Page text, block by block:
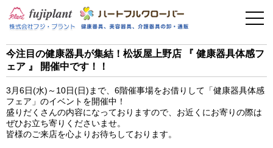
美容・その他
フィットネス
今注目の健康器具が集結！松坂屋上野店 『 健康器具体感フ
ェア 』 開催中です！！
3月6日(水)～10日(日)まで、6階催事場をお借りして「健康器具体感
フェア」のイベントを開催中！
盛りだくさんの内容になっておりますので、お近くにお寄りの際は
ぜひお立ち寄りくださいませ。
皆様のご来店を心よりお待ちしております。